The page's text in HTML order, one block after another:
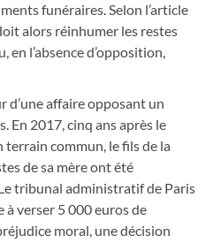
funéraires. Selon l’article
alors réinhumer les restes
en l’absence d’opposition,
affaire opposant un
En 2017, cinq ans après le
terrain commun, le fils de la
de sa mère ont été
tribunal administratif de Paris
à verser 5 000 euros de
moral, une décision